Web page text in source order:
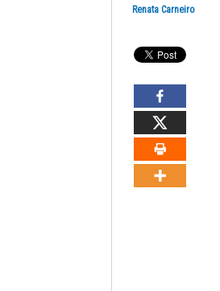
Renata Carneiro